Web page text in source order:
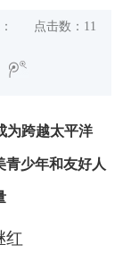
： 点击数： 11
为跨越太平洋
少年和友好人
红